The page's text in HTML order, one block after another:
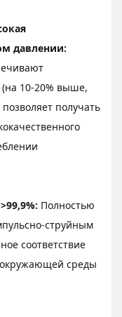
давлении:
(на 10-20% выше,
получать
Полностью
струйным
соответствие
среды